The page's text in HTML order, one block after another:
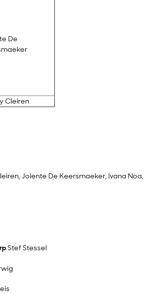
De
Cleiren
Jolente De Keersmaeker, Ivana Noa,
Stef Stessel